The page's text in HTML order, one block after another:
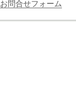
お問合せフォーム